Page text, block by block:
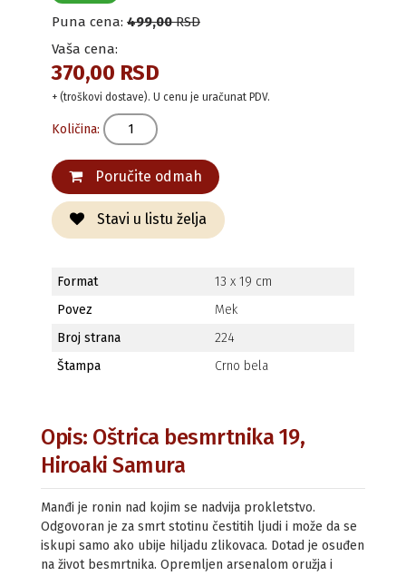
Puna cena: 499,00RSD
Vaša cena:
370,00 RSD
+ (troškovi dostave). U cenu je uračunat PDV.
Količina:
Poručite odmah
Stavi u listu želja
Format
13 x 19 cm
Povez
Mek
Broj strana
224
Štampa
Crno bela
Opis: Oštrica besmrtnika 19,
Hiroaki Samura
Manđi je ronin nad kojim se nadvija prokletstvo.
Odgovoran je za smrt stotinu čestitih ljudi i može da se
iskupi samo ako ubije hiljadu zlikovaca. Dotad je osuđen
na život besmrtnika. Opremljen arsenalom oružja i